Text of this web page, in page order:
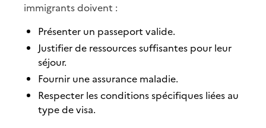
immigrants doivent :
Présenter un passeport valide.
Justifier de ressources suffisantes pour leur
séjour.
Fournir une assurance maladie.
Respecter les conditions spécifiques liées au
type de visa.